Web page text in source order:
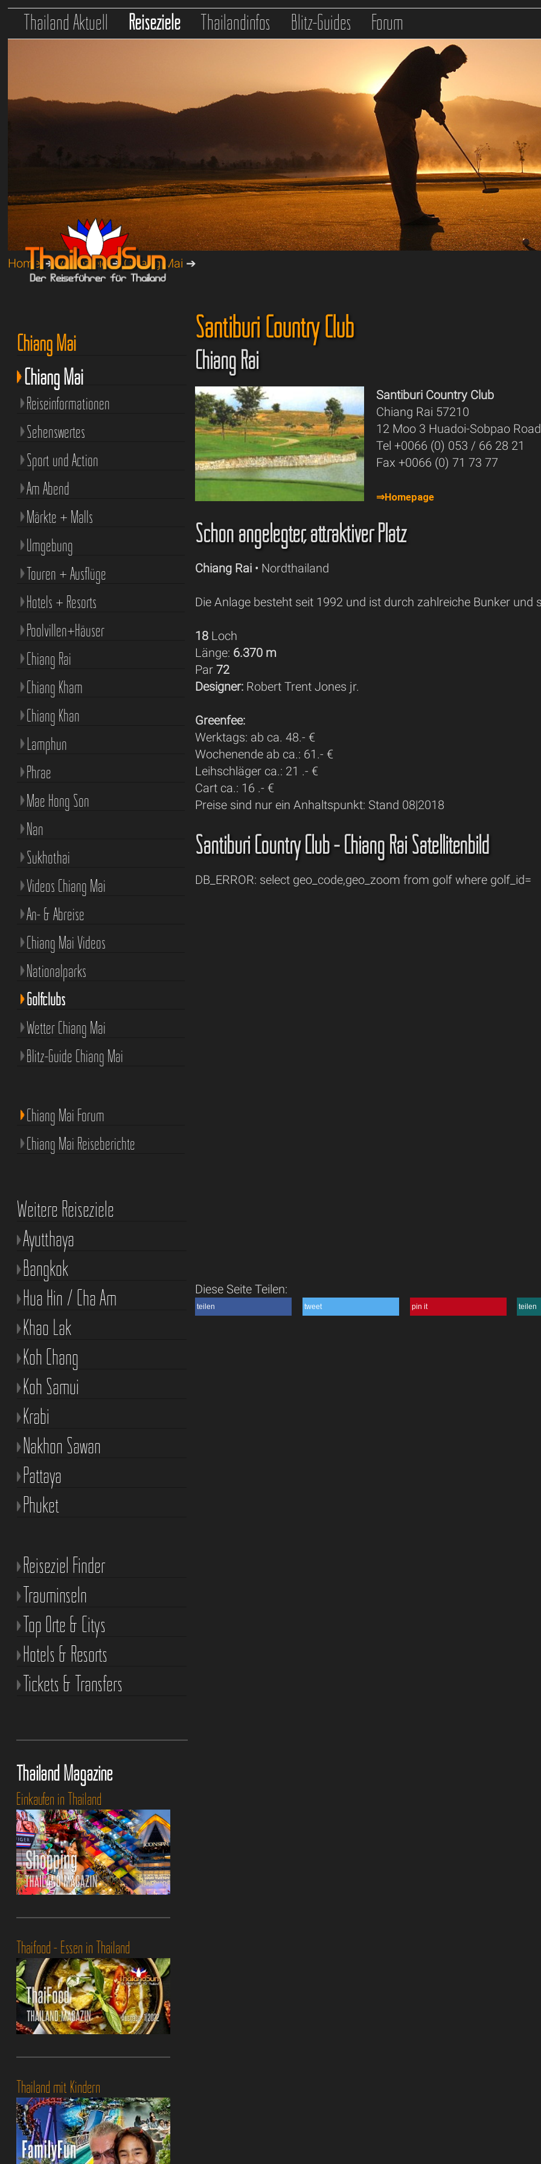
Thailand Aktuell Reiseziele Thailandinfos Blitz-Guides Forum
Home➔Reiseziele➔Chiang Mai ➔
Santiburi Country Club
Chiang Rai
Santiburi Country Club
Chiang Rai 57210
12 Moo 3 Huadoi-Sobpao
Tel +0066 (0) 053 / 66 28 21
Fax +0066 (0) 71 73 77
⇒Homepage
Schön angelegter, attraktiver Platz
Chiang Rai • Nordthailand
Die Anlage besteht seit 1992 und ist durch zahlreiche Bunker und
18 Loch
Länge: 6.370 m
Par72
Designer: Robert Trent Jones jr.
Greenfee:
Werktags: ab ca. 48.- €
Wochenende ab ca.: 61.- €
Leihschläger ca.: 21 .- €
Cart ca.: 16 .- €
Preise sind nur ein Anhaltspunkt: Stand 08|2018
Santiburi Country Club - Chiang Rai Satellitenbild
DB_ERROR: select geo_code,geo_zoom from golf where golf_id=
Diese Seite Teilen:
teilen tweet pin it teilen
Chiang Mai
Chiang Mai
Reiseinformationen
Sehenswertes
Sport und Action
Am Abend
Märkte + Malls
Umgebung
Touren + Ausflüge
Hotels + Resorts
Poolvillen+Häuser
Chiang Rai
Chiang Kham
Chiang Khan
Lamphun
Phrae
Mae Hong Son
Nan
Sukhothai
Videos Chiang Mai
An- & Abreise
Chiang Mai Videos
Nationalparks
Golfclubs
Wetter Chiang Mai
Blitz-Guide Chiang Mai
Chiang Mai Forum
Chiang Mai Reiseberichte
Weitere Reiseziele
Ayutthaya
Bangkok
Hua Hin / Cha Am
Khao Lak
Koh Chang
Koh Samui
Krabi
Nakhon Sawan
Pattaya
Phuket
Reiseziel Finder
Trauminseln
Top Orte & Citys
Hotels & Resorts
Tickets & Transfers
Thailand Magazine
Einkaufen in Thailand
Thaifood - Essen in Thailand
Thailand mit Kindern